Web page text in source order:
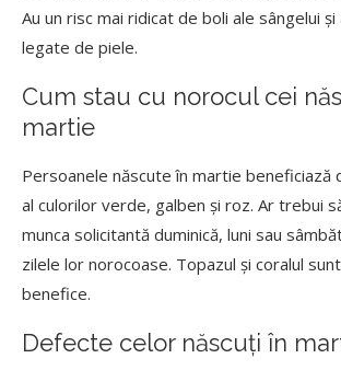
Au un risc mai ridicat de boli ale sângelui
legate de piele.
Cum stau cu norocul cei
martie
Persoanele născute în martie beneficiază
al culorilor verde, galben și roz. Ar trebui
munca solicitantă duminică, luni sau
zilele lor norocoase. Topazul și coralul
benefice.
Defecte celor născuți în